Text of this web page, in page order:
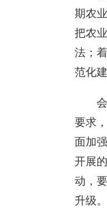
期农
把农
法；
范化
要求
面加
开展
动，
升级